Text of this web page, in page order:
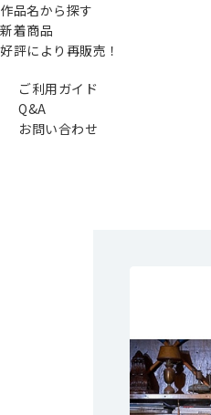
作品名から探す
新着商品
好評により再販売！
ご利用ガイド
Q&A
お問い合わせ